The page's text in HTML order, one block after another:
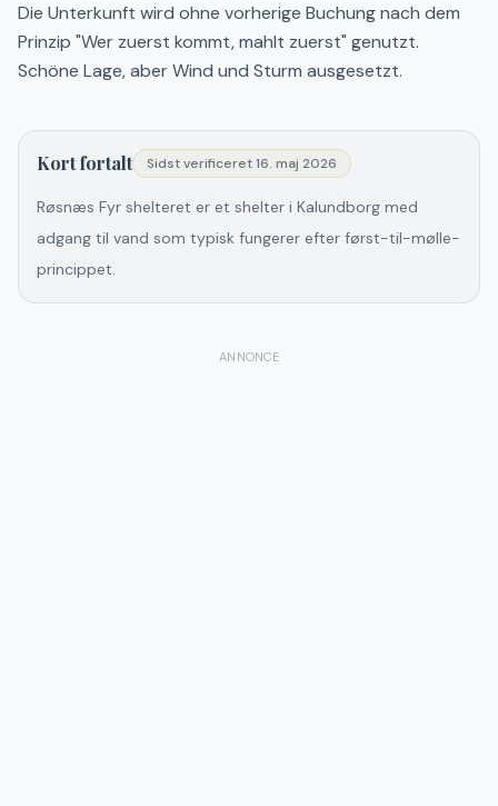
Die Unterkunft wird ohne vorherige Buchung nach dem
Prinzip "Wer zuerst kommt, mahlt zuerst" genutzt.
Schöne Lage, aber Wind und Sturm ausgesetzt.
Kort fortalt Sidst verificeret16. maj 2026
Røsnæs Fyr shelteret er et shelter i Kalundborg med
adgang til vand som typisk fungerer efter først-til-mølle-
princippet.
ANNONCE